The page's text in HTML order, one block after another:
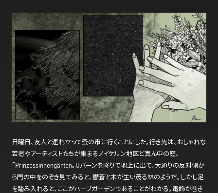
日曜日、友人と連れ立って蚤の市に行くことにした。行き先は、おしゃれな
若者やアーティストたちが集まるノイケルン地区ど真ん中の庭、
「Prinzessinnengärten。Uバーンを降りて地上に出て、大通りの反対側か
ら門の中をのぞき見てみると、鬱蒼と木が生い茂る林のようだ。しかし足
を踏み入れると、ここがハーブガーデンであることがわかる。電飾が巻き